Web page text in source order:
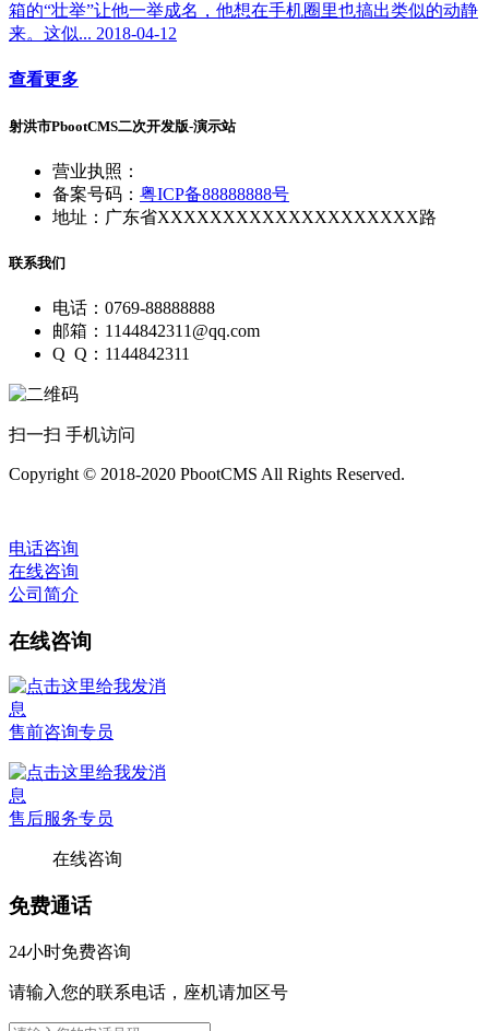
箱的“壮举”让他一举成名，他想在手机圈里也搞出类似的动静
来。这似... 2018-04-12
查看更多
射洪市PbootCMS二次开发版-演示站
营业执照：
备案号码： 粤ICP备88888888号
地址：广东省XXXXXXXXXXXXXXXXXXXX路
联系我们
电话：0769-88888888
邮箱：1144842311@qq.com
Q Q：1144842311
扫一扫 手机访问
Copyright © 2018-2020 PbootCMS All Rights Reserved.
电话咨询
在线咨询
公司简介
在线咨询
售前咨询专员
售后服务专员
在线咨询
免费通话
24小时免费咨询
请输入您的联系电话，座机请加区号